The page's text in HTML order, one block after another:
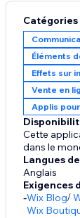
Catégories
Éléments
Effets sur
Vente en
Applis
Cette
dans le
Langues
Anglais
Exigences
-Wix Blog/
Wix